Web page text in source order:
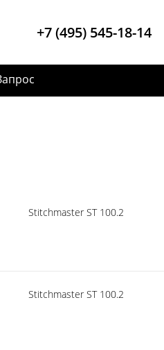
+7 (495) 545-18-14
Stitchmaster ST 100.2
Stitchmaster ST 100.2